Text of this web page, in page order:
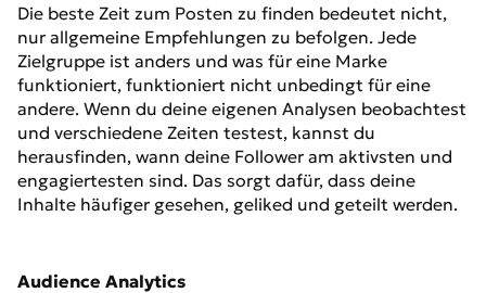
Die beste Zeit zum Posten zu finden bedeutet nicht,
nur allgemeine Empfehlungen zu befolgen. Jede
Zielgruppe ist anders und was für eine Marke
funktioniert, funktioniert nicht unbedingt für eine
andere. Wenn du deine eigenen Analysen beobachtest
und verschiedene Zeiten testest, kannst du
herausfinden, wann deine Follower am aktivsten und
engagiertesten sind. Das sorgt dafür, dass deine
Inhalte häufiger gesehen, geliked und geteilt werden.
Audience Analytics